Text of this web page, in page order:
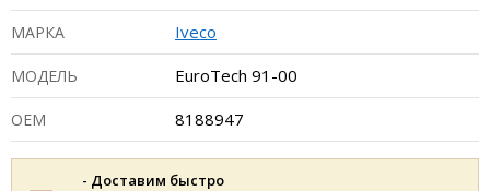
МАРКА Iveco
МОДЕЛЬ EuroTech 91-00
ОЕМ 8188947
- Доставим быстро